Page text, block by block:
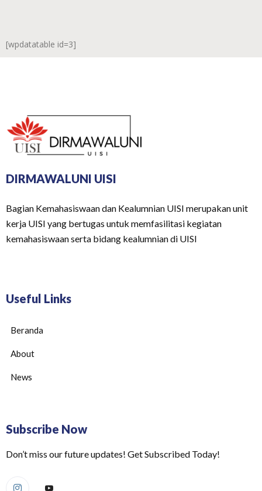
[wpdatatable id=3]
DIRMAWALUNI UISI
Bagian Kemahasiswaan dan Kealumnian UISI merupakan unit
kerja UISI yang bertugas untuk memfasilitasi kegiatan
kemahasiswaan serta bidang kealumnian di UISI
Useful Links
Beranda
About
News
Subscribe Now
Don’t miss our future updates! Get Subscribed Today!